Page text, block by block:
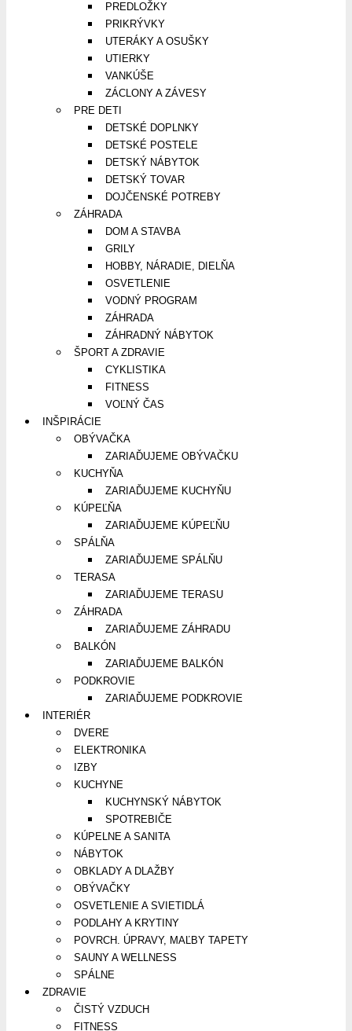
PREDLOŽKY
PRIKRÝVKY
UTERÁKY A OSUŠKY
UTIERKY
VANKÚŠE
ZÁCLONY A ZÁVESY
PRE DETI
DETSKÉ DOPLNKY
DETSKÉ POSTELE
DETSKÝ NÁBYTOK
DETSKÝ TOVAR
DOJČENSKÉ POTREBY
ZÁHRADA
DOM A STAVBA
GRILY
HOBBY, NÁRADIE, DIELŇA
OSVETLENIE
VODNÝ PROGRAM
ZÁHRADA
ZÁHRADNÝ NÁBYTOK
ŠPORT A ZDRAVIE
CYKLISTIKA
FITNESS
VOĽNÝ ČAS
INŠPIRÁCIE
OBÝVAČKA
ZARIAĎUJEME OBÝVAČKU
KUCHYŇA
ZARIAĎUJEME KUCHYŇU
KÚPEĽŇA
ZARIAĎUJEME KÚPEĽŇU
SPÁLŇA
ZARIAĎUJEME SPÁLŇU
TERASA
ZARIAĎUJEME TERASU
ZÁHRADA
ZARIAĎUJEME ZÁHRADU
BALKÓN
ZARIAĎUJEME BALKÓN
PODKROVIE
ZARIAĎUJEME PODKROVIE
INTERIÉR
DVERE
ELEKTRONIKA
IZBY
KUCHYNE
KUCHYNSKÝ NÁBYTOK
SPOTREBIČE
KÚPELNE A SANITA
NÁBYTOK
OBKLADY A DLAŽBY
OBÝVAČKY
OSVETLENIE A SVIETIDLÁ
PODLAHY A KRYTINY
POVRCH. ÚPRAVY, MAĽBY TAPETY
SAUNY A WELLNESS
SPÁLNE
ZDRAVIE
ČISTÝ VZDUCH
FITNESS